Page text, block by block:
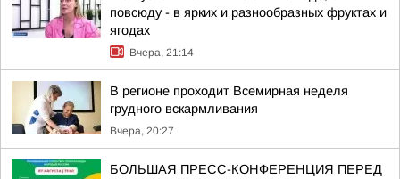
повсюду - в ярких и разнообразных фруктах и
ягодах
Вчера, 21:14
В регионе проходит Всемирная неделя
грудного вскармливания
Вчера, 20:27
БОЛЬШАЯ ПРЕСС-КОНФЕРЕНЦИЯ ПЕРЕД